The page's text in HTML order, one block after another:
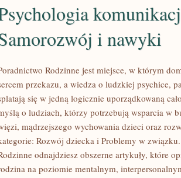
i nawyki
Rodzinne jest miejsce, w którym
przekazu, a wiedza o ludzkiej psychice,
się w jedną logicznie uporządkowaną
o ludziach, którzy potrzebują wsparcia w
mądrzejszego wychowania dzieci oraz
Rozwój dziecka i Problemy w
odnajdziesz obszerne artykuły, które
na poziomie mentalnym,